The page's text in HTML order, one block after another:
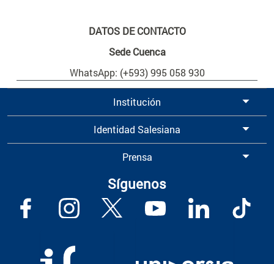
DATOS DE CONTACTO
Sede Cuenca
WhatsApp: (+593) 995 058 930
Institución
Identidad Salesiana
Prensa
Síguenos